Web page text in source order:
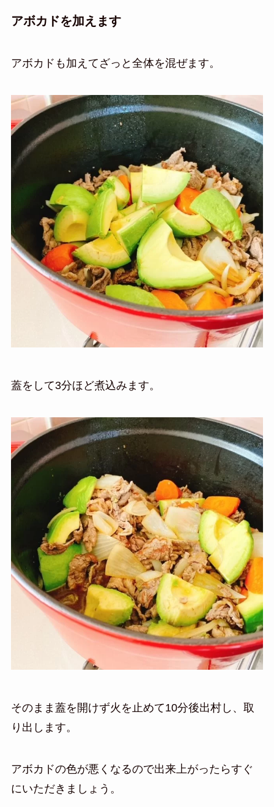
アボカドを加えます
アボカドも加えてざっと全体を混ぜます。
蓋をして3分ほど煮込みます。
そのまま蓋を開けず火を止めて10分後出村し、取
り出します。
アボカドの色が悪くなるので出来上がったらすぐ
にいただきましょう。